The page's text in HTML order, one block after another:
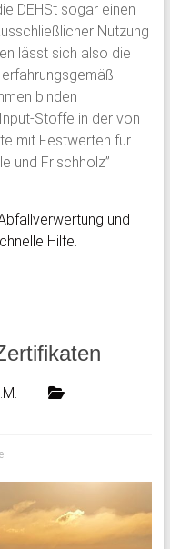
DEHSt sogar einen
Nutzung
lässt sich also die
binden
Stoffe in der von
mit Festwerten für
und Frischholz”
und
Hilfe.